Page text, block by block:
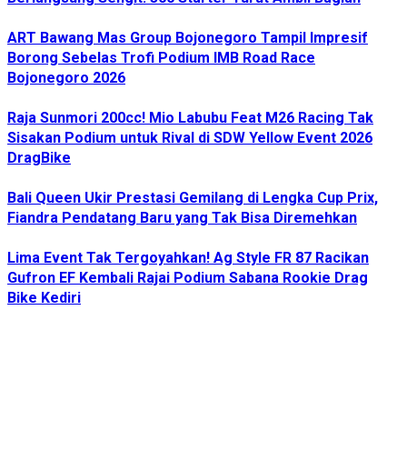
ART Bawang Mas Group Bojonegoro Tampil Impresif
Borong Sebelas Trofi Podium IMB Road Race
Bojonegoro 2026
Raja Sunmori 200cc! Mio Labubu Feat M26 Racing Tak
Sisakan Podium untuk Rival di SDW Yellow Event 2026
DragBike
Bali Queen Ukir Prestasi Gemilang di Lengka Cup Prix,
Fiandra Pendatang Baru yang Tak Bisa Diremehkan
Lima Event Tak Tergoyahkan! Ag Style FR 87 Racikan
Gufron EF Kembali Rajai Podium Sabana Rookie Drag
Bike Kediri